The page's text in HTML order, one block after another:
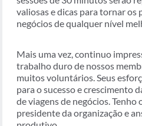
valiosas e dicas para tornar os
negócios de qualquer nível
Mais uma vez, continuo
trabalho duro de nossos
muitos voluntários. Seus
para o sucesso e crescimento
de viagens de negócios. Tenho
presidente da organização e